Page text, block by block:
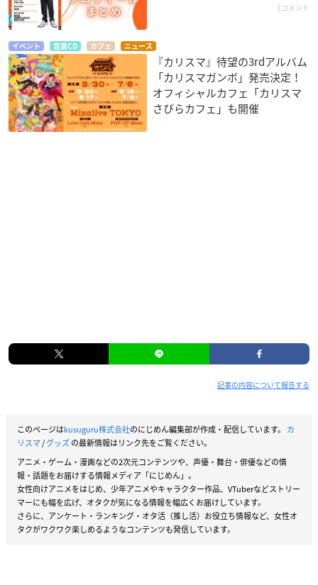
1コメント
イベント 音楽CD カフェ ニュース
『カリスマ』待望の3rdアルバム
「カリスマガンボ」発売決定！
オフィシャルカフェ「カリスマ
さびらカフェ」も開催
記事の内容について報告する
このページはkusuguru株式会社のにじめん編集部が作成・配信しています。 カ
リスマ/グッズの最新情報はリンク先をご覧ください。
アニメ・ゲーム・漫画などの2次元コンテンツや、声優・舞台・俳優などの情
報・話題をお届けする情報メディア「にじめん」。
女性向けアニメをはじめ、少年アニメやキャラクター作品、VTuberなどストリー
マーにも幅を広げ、オタクが気になる情報を幅広くお届けしています。
さらに、アンケート・ランキング・オタ活（推し活）お役立ち情報など、女性オ
タクがワクワク楽しめるようなコンテンツも発信しています。